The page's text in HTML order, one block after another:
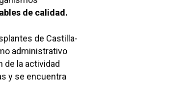
de calidad.
de Castilla-
administrativo
de la actividad
y se encuentra